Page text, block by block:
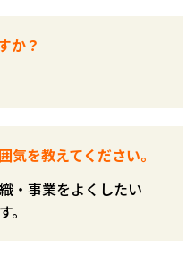
か？
気を教えてください。
・事業をよくしたい